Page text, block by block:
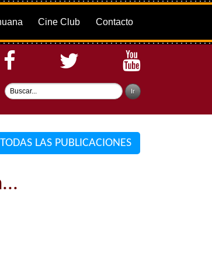
Cine Club Contacto
LAS PUBLICACIONES